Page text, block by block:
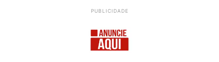
PUBLICIDADE